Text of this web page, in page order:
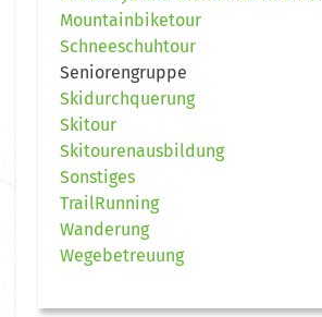
Mountainbiketour
Schneeschuhtour
Seniorengruppe
Skidurchquerung
Skitour
Skitourenausbildung
Sonstiges
TrailRunning
Wanderung
Wegebetreuung